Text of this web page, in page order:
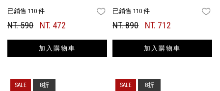
已銷售 110 件 FAVORITES
NT. 590 NT. 472
加入購物車
已銷售 110 件
NT. 890 NT. 712
加入購物車
8折 8折